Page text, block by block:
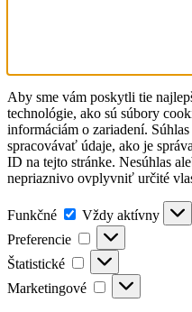
Aby sme vám poskytli tie
technológie, ako sú súbory
informáciám o zariadení.
spracovávať údaje, ako je
ID na tejto stránke. Nesúhlas
nepriaznivo ovplyvniť určité
Funkčné Funkčné
Vždy aktívny
Preferencie
Preferencie
Štatistické Štatistické
Marketingové Marketingové